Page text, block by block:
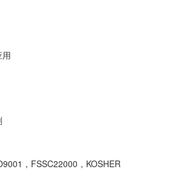
，FSSC22000，KOSHER